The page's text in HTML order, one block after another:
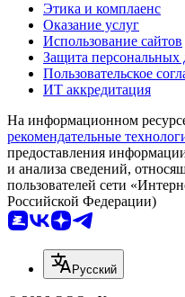
Этика и комплаенс
Оказание услуг
Использование сайтов
Защита персональных
Пользовательское
ИТ аккредитация
На информационном
рекомендательные
предоставления
и анализа сведений,
пользователей сети
Российской Федерации)
Русский